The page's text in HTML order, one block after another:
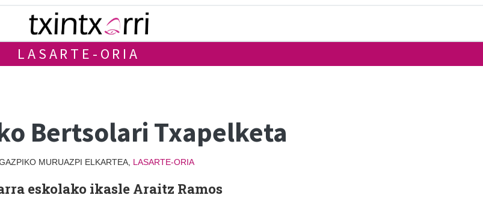
LASARTE-ORIA
Bertsolari Txapelketa
MURUAZPI ELKARTEA, LASARTE-ORIA
eskolako ikasle Araitz Ramos